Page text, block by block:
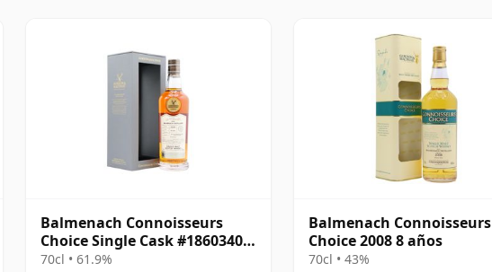
Balmenach Connoisseurs
Choice Single Cask #18603404
2009 14 años
70cl • 61.9%
Balmenach Connoisseurs
Choice 2008 8 años
70cl • 43%